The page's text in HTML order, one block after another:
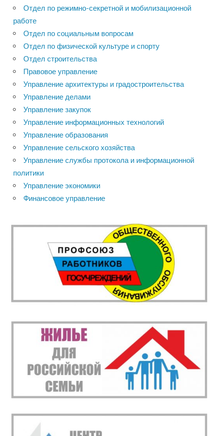
Отдел по режимно-секретной и мобилизационной
работе
Отдел по социальным вопросам
Отдел по физической культуре и спорту
Отдел строительства
Правовое управление
Управление архитектуры и градостроительства
Управление делами
Управление закупок
Управление информационных технологий
Управление образования
Управление сельского хозяйства
Управление службы протокола и информационной
политики
Управление экономики
Финансовое управление